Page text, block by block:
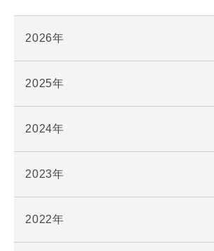
2026年
2025年
2024年
2023年
2022年